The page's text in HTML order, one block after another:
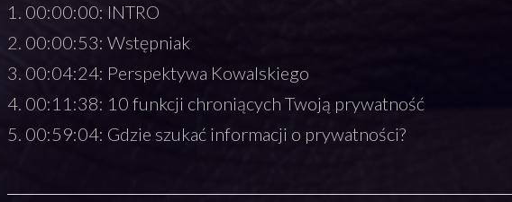
00:00:00: INTRO
00:00:53: Wstępniak
00:04:24: Perspektywa Kowalskiego
00:11:38: 10 funkcji chroniących Twoją prywatność
00:59:04: Gdzie szukać informacji o prywatności?